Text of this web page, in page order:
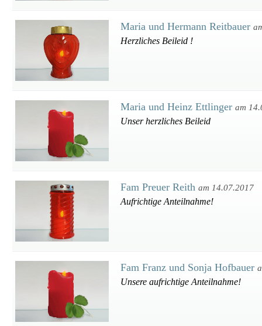
Maria und Hermann Reitbauer
Herzliches Beileid !
Maria und Heinz Ettlinger am
Unser herzliches Beileid
Fam Preuer Reith am 14.07.2017
Aufrichtige Anteilnahme!
Fam Franz und Sonja Hofbauer
Unsere aufrichtige Anteilnahme!